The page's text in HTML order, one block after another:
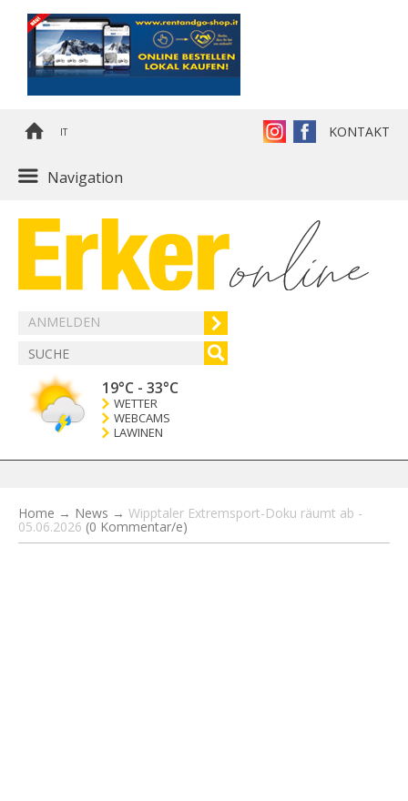
IT KONTAKT
Navigation
ANMELDEN
19°C - 33°C
WETTER
WEBCAMS
LAWINEN
Home → News → Wipptaler Extremsport-Doku räumt ab -
05.06.2026 (0 Kommentar/e)